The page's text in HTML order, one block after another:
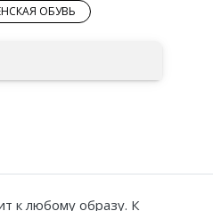
ОБУВЬ
к любому образу. К